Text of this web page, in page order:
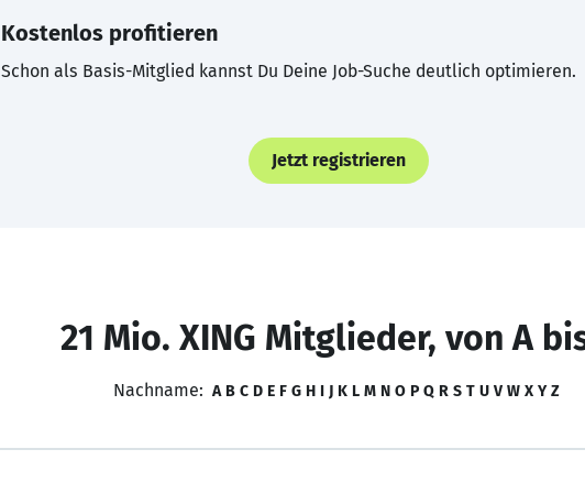
Kostenlos profitieren
Schon als Basis-Mitglied kannst Du Deine Job-Suche deutlich optimieren.
Jetzt registrieren
21 Mio. XING Mitglieder, von A
Nachname: A B C D E F G H I J K L M N O P Q R S T U V W X Y Z